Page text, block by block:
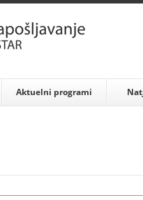
Aktuelni programi